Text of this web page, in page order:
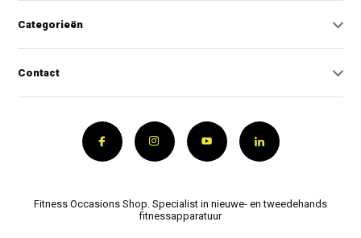
Categorieën
Contact
Fitness Occasions Shop. Specialist in nieuwe- en tweedehands
fitnessapparatuur